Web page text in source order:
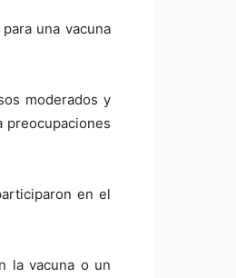
una vacuna
moderados y
preocupaciones
en el
la vacuna o un